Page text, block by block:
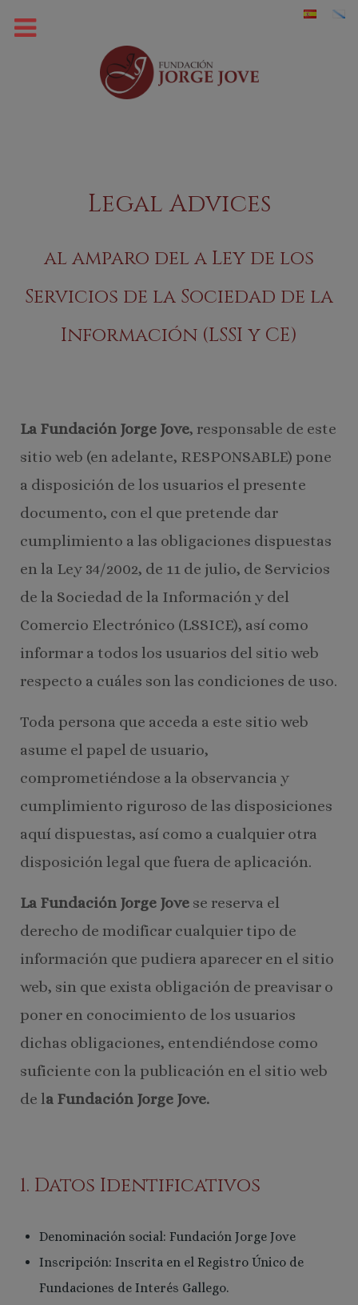
Legal Advices
al amparo del a Ley de los
Servicios de la Sociedad de la
Información (LSSI y CE)
La Fundación Jorge Jove, responsable de este
sitio web (en adelante, RESPONSABLE) pone
a disposición de los usuarios el presente
documento, con el que pretende dar
cumplimiento a las obligaciones dispuestas
en la Ley 34/2002, de 11 de julio, de Servicios
de la Sociedad de la Información y del
Comercio Electrónico (LSSICE), así como
informar a todos los usuarios del sitio web
respecto a cuáles son las condiciones de uso.
Toda persona que acceda a este sitio web
asume el papel de usuario,
comprometiéndose a la observancia y
cumplimiento riguroso de las disposiciones
aquí dispuestas, así como a cualquier otra
disposición legal que fuera de aplicación.
La Fundación Jorge Jove se reserva el
derecho de modificar cualquier tipo de
información que pudiera aparecer en el sitio
web, sin que exista obligación de preavisar o
poner en conocimiento de los usuarios
dichas obligaciones, entendiéndose como
suficiente con la publicación en el sitio web
de la Fundación Jorge Jove.
1. Datos Identificativos
Denominación social: Fundación Jorge Jove
Inscripción: Inscrita en el Registro Único de
Fundaciones de Interés Gallego.